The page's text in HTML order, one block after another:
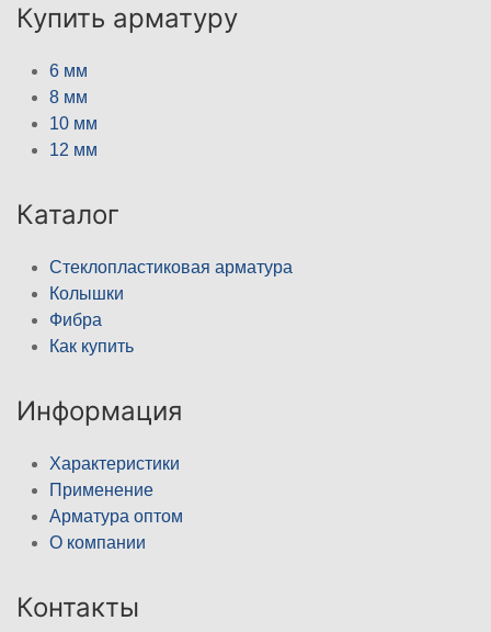
Купить арматуру
6 мм
8 мм
10 мм
12 мм
Каталог
Стеклопластиковая арматура
Колышки
Фибра
Как купить
Информация
Характеристики
Применение
Арматура оптом
О компании
Контакты